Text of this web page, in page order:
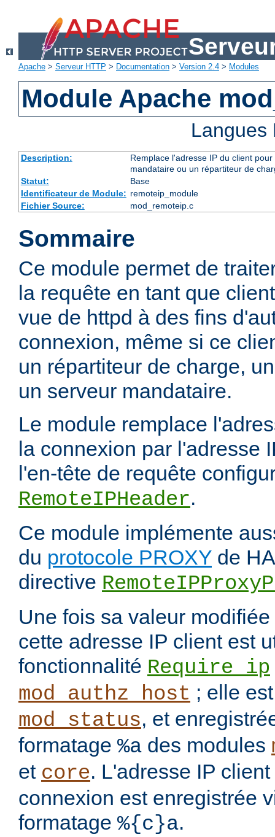
Apache > Serveur HTTP > Documentation > Version 2.4 > Modules
Module Apache
Description:
Remplace l'adresse IP du client
mandataire ou un répartiteur de
Statut:
Base
Identificateur de Module: remoteip_module
Fichier Source:
mod_remoteip.c
Sommaire
Ce module permet de
la requête en tant que
vue de httpd à des fins
connexion, même si ce
un répartiteur de charge,
un serveur mandataire.
Le module remplace
la connexion par l'adresse
l'en-tête de requête
RemoteIPHeader.
Ce module implémente
du protocole PROXY de
directive
Une fois sa valeur
cette adresse IP client est
fonctionnalité Require ip
mod_authz_host ; elle
mod_status, et
formatage %a des modules
et core. L'adresse IP
connexion est enregistrée
formatage %{c}a.